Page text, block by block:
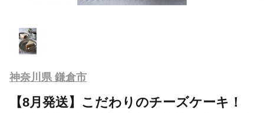
神奈川県 鎌倉市
【8月発送】こだわりのチーズケーキ！